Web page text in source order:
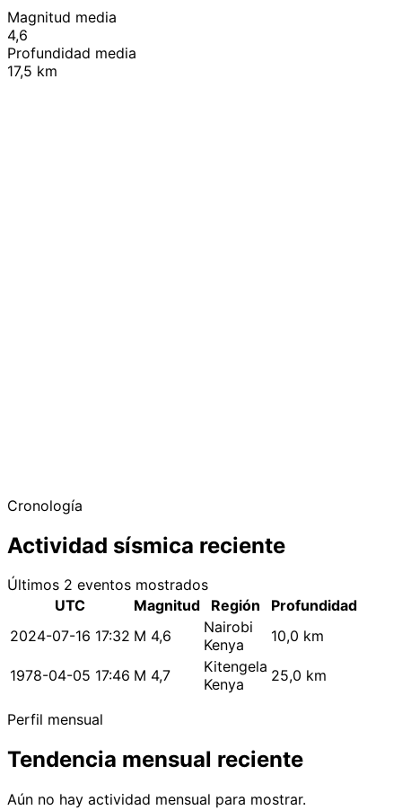
Magnitud media
4,6
Profundidad media
17,5 km
Cronología
Actividad sísmica reciente
Últimos 2 eventos mostrados
UTC
Magnitud Región
Profundidad
2024-07-16 17:32 M 4,6
Nairobi
Kenya
10,0 km
1978-04-05 17:46 M 4,7
Kitengela
Kenya
25,0 km
Perfil mensual
Tendencia mensual reciente
Aún no hay actividad mensual para mostrar.